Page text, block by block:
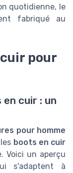
quotidienne, le
fabriqué au
pour
cuir : un
pour homme
boots en cuir
Voici un aperçu
s'adaptent à